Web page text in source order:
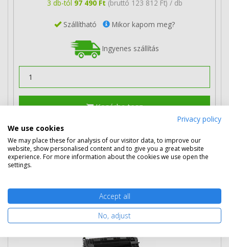
3 db-tól 97 490 Ft (bruttó 123 812 Ft) / db
Szállítható Mikor kapom meg?
Ingyenes szállítás
Kosárba tesz
HP 37Y extra nagy kapacitású toner
(CF237Y) eredeti
Privacy policy
We use cookies
We may place these for analysis of our visitor data, to improve our
website, show personalised content and to give you a great website
experience. For more information about the cookies we use open the
settings.
Accept all
No, adjust